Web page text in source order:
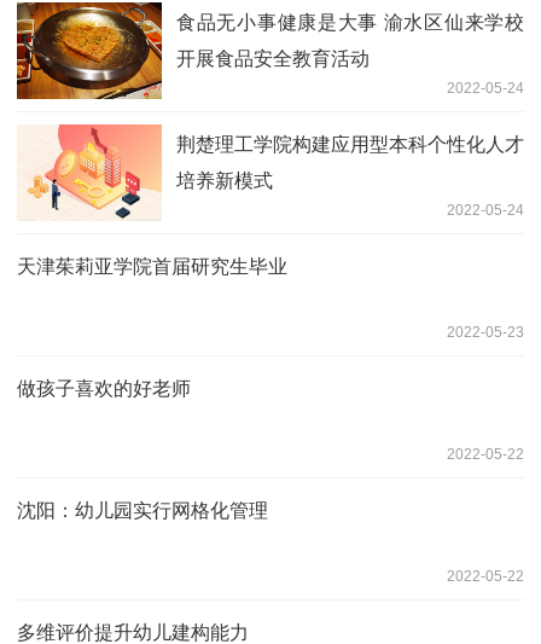
食品无小事健康是大事 渝水区仙来学校
开展食品安全教育活动
2022-05-24
荆楚理工学院构建应用型本科个性化人才
培养新模式
2022-05-24
天津茱莉亚学院首届研究生毕业
2022-05-23
做孩子喜欢的好老师
2022-05-22
沈阳：幼儿园实行网格化管理
2022-05-22
多维评价提升幼儿建构能力